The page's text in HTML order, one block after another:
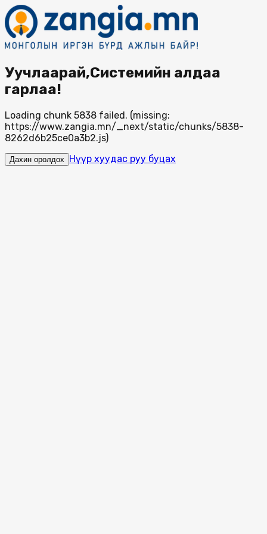
Уучлаарай,Системийн алдаа
гарлаа!
Loading chunk 5838 failed. (missing:
https://www.zangia.mn/_next/static/chunks/5838-
8262d6b25ce0a3b2.js)
Дахин оролдох Нүүр хуудас руу буцах